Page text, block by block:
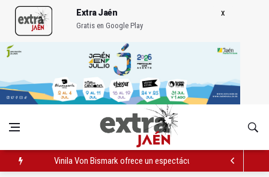
Extra Jaén
Gratis en Google Play
Vinila Von Bismark ofrece un espectáculo "rompedor" en el